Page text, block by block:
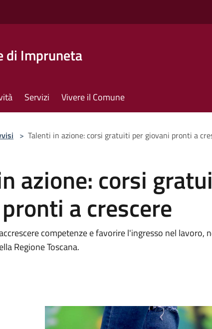
di Impruneta
Servizi Vivere il Comune
> Talenti in azione: corsi gratuiti per giovani pronti a
azione: corsi
a crescere
competenze e favorire l'ingresso nel lavoro,
Regione Toscana.